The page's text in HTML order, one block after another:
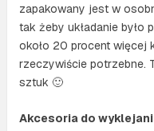
zapakowany jest w
tak żeby układanie było
około 20 procent więcej
rzeczywiście potrzebne.
sztuk 🙂
Akcesoria do